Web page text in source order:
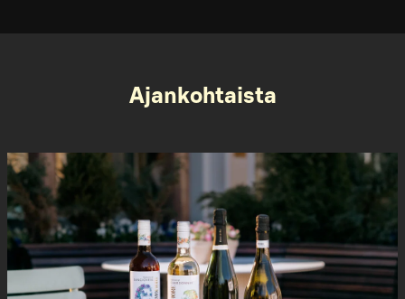
Ajankohtaista